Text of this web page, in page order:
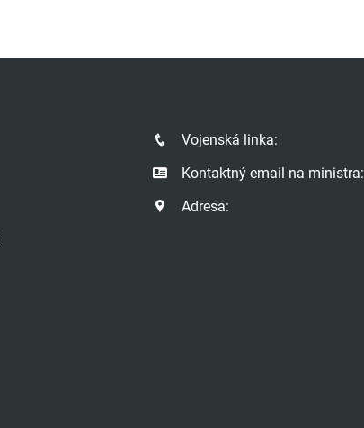
Vojenská linka:
Kontaktný email na ministra:
Adresa: